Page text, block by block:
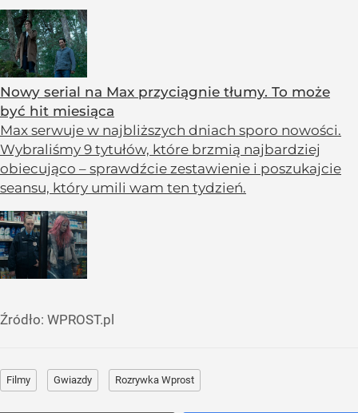
Nowy serial na Max przyciągnie tłumy. To może
być hit miesiąca
Max serwuje w najbliższych dniach sporo nowości.
Wybraliśmy 9 tytułów, które brzmią najbardziej
obiecująco – sprawdźcie zestawienie i poszukajcie
seansu, który umili wam ten tydzień.
Źródło: WPROST.pl
Filmy Gwiazdy Rozrywka Wprost